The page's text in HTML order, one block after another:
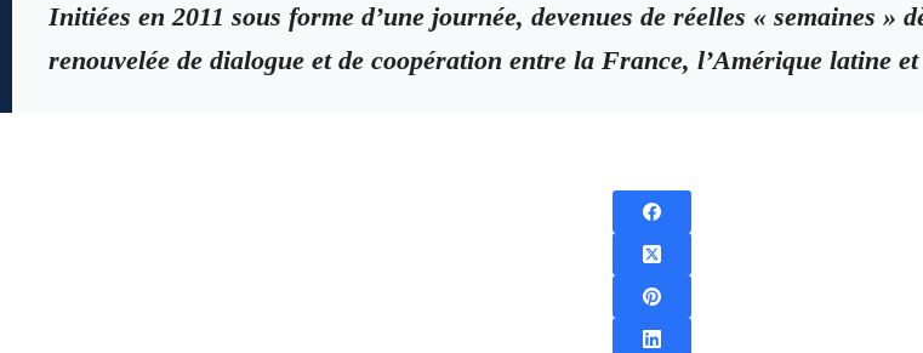
Initiées en 2011 sous forme d’une journée, devenues de réelles « semaines
renouvelée de dialogue et de coopération entre la France, l’Amérique latine